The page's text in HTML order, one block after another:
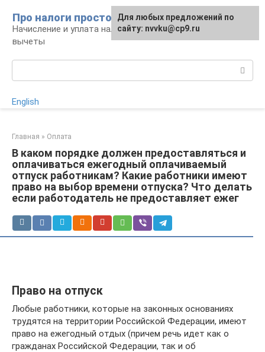
контенту
Про налоги просто
Начисление и уплата налогов, налоговые
вычеты
English
Главная » Оплата
В каком порядке должен предоставляться и
оплачиваться ежегодный оплачиваемый
отпуск работникам? Какие работники имеют
право на выбор времени отпуска? Что делать
если работодатель не предоставляет ежег
Право на отпуск
Любые работники, которые на законных основаниях
трудятся на территории Российской Федерации, имеют
право на ежегодный отдых (причем речь идет как о
гражданах Российской Федерации, так и об
Для любых предложений по
сайту: nvvku@cp9.ru